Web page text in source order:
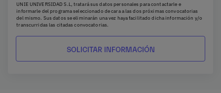
UNIE UNIVERSIDAD S.L, tratará sus datos personales para contactarle e
informarle del programa seleccionado de cara a las dos próximas convocatorias
del mismo. Sus datos se eliminarán una vez haya facilitado dicha información y/o
transcurridas las citadas convocatorias.
Ud. podrá ejercer los derechos de acceso, supresión, rectificación, oposición,
limitación y portabilidad, mediante carta a UNIE UNIVERSIDAD S.L - Apartado de
Correos 221 de Barcelona, o remitiendo un email argpd@universidadunie.com
Asimismo, cuando lo considere oportuno podrá presentar una reclamación ante